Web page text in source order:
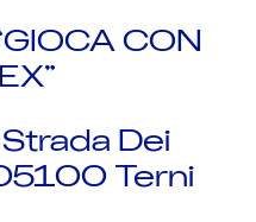
CON
Dei
Terni